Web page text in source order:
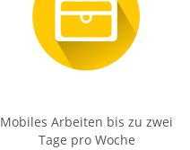
Mobiles Arbeiten bis zu zwei
Tage pro Woche